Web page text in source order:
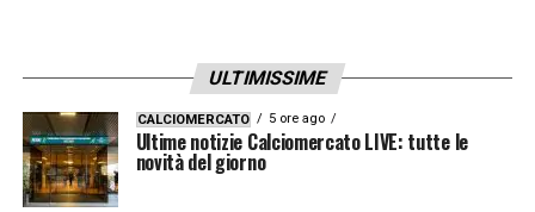
ULTIMISSIME
CALCIOMERCATO 5 ore ago
Ultime notizie Calciomercato LIVE: tutte le
novità del giorno